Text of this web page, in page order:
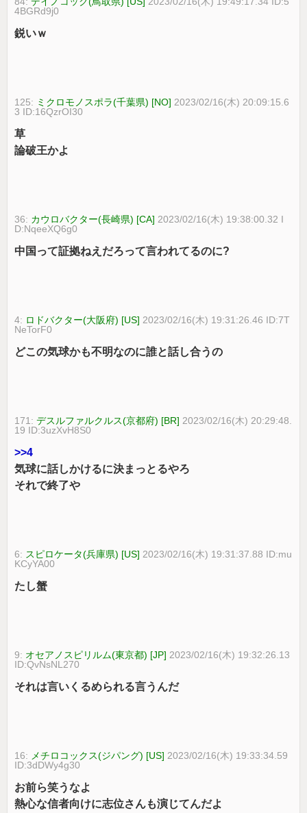
4BGRd9j0
鋭いｗ
125: ミクロモノスポラ(千葉県) [NO] 2023/02/16(木) 20:09:15.6
3 ID:16QzrOI30
草
論破王かよ
36: カウロバクター(長崎県) [CA] 2023/02/16(木) 19:38:00.32 I
D:NqeeXQ6g0
中国って証拠ねえだろって言われてるのに?
4: ロドバクター(大阪府) [US] 2023/02/16(木) 19:31:26.46 ID:7T
NeTorF0
どこの気球かも不明なのに誰と話し合うの
171:デスルファルクルス(京都府) [BR] 2023/02/16(木) 20:29:48.
19 ID:3uzXvH8S0
>>4
気球に話しかけるに決まっとるやろ
それで終了や
6: スピロケータ(兵庫県) [US] 2023/02/16(木) 19:31:37.88 ID:mu
KCyYA00
たし蟹
9: オセアノスピリルム(東京都) [JP] 2023/02/16(木) 19:32:26.13
ID:QvNsNL270
それは言いくるめられる言うんだ
16: メチロコックス(ジパング) [US] 2023/02/16(木) 19:33:34.59
ID:3dDWy4g30
お前ら笑うなよ
熱心な信者向けに志位さんも演じてんだよ